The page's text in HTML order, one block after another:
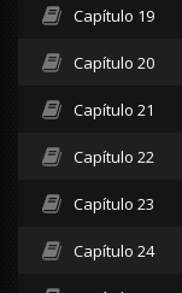
Capítulo 19
Capítulo 20
Capítulo 21
Capítulo 22
Capítulo 23
Capítulo 24